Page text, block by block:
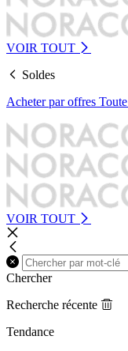
VOIR TOUT
Soldes
Acheter par offres Toute
VOIR TOUT
Chercher
Recherche récente
Tendance